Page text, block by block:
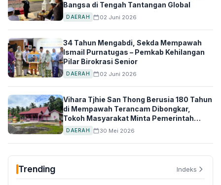
Bangsa di Tengah Tantangan Global
DAERAH 02 Juni 2026
34 Tahun Mengabdi, Sekda Mempawah
Ismail Purnatugas – Pemkab Kehilangan
Pilar Birokrasi Senior
DAERAH 02 Juni 2026
Vihara Tjhie San Thong Berusia 180 Tahun
di Mempawah Terancam Dibongkar,
Tokoh Masyarakat Minta Pemerintah
Turun Tangan
DAERAH 30 Mei 2026
Trending Indeks